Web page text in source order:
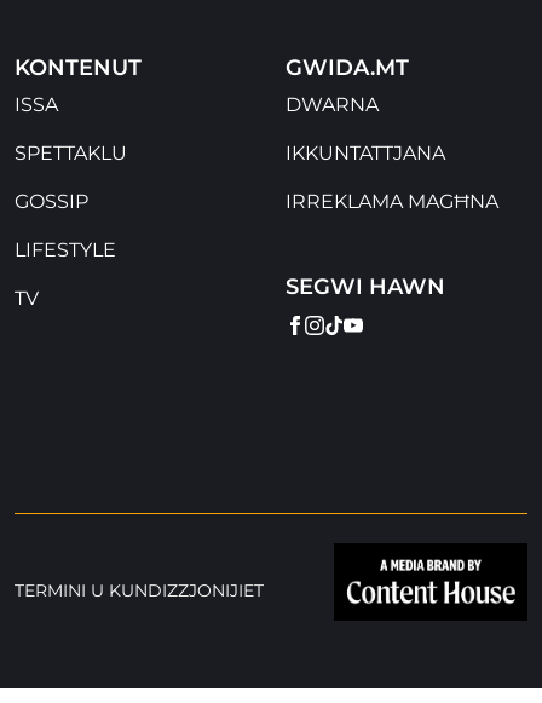
KONTENUT
ISSA
SPETTAKLU
GOSSIP
LIFESTYLE
TV
GWIDA.MT
DWARNA
IKKUNTATTJANA
IRREKLAMA MAGĦNA
SEGWI HAWN
FACEBOOK
INSTAGRAM
TIKTOK
YOUTUBE
TERMINI U KUNDIZZJONIJIET